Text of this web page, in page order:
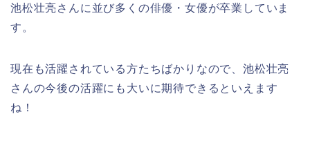
池松壮亮さんに並び多くの俳優・女優が卒業していま
す。
現在も活躍されている方たちばかりなので、池松壮亮
さんの今後の活躍にも大いに期待できるといえます
ね！